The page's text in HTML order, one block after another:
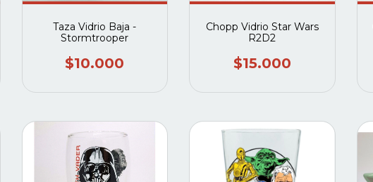
Taza Vidrio Baja -
Stormtrooper
$10.000
Chopp Vidrio Star Wars
R2D2
$15.000